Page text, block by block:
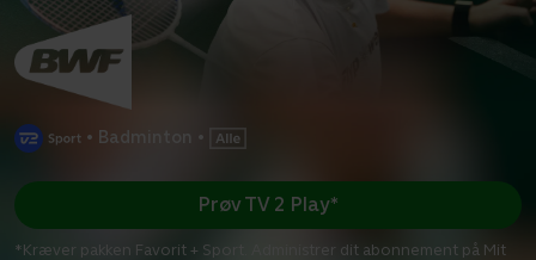
• Badminton •
Prøv TV 2 Play*
*Kræver pakken Favorit + Sport. Administrer dit abonnement på Mit